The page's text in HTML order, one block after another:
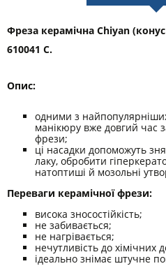
Фреза керамічна Chiyan
610041 C.
Опис:
одними з
манікюру вже довгий час
фрези;
ці насадки допоможуть
лаку, обробити
натоптиші й мозольні
Переваги керамічної фрези:
висока зносостійкість;
не забивається;
не нагрівається;
нечутливість до хімічних
ідеально знімає штучне